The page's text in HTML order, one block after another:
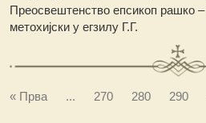
Преосвештенство епсикоп рашко
метохијски у егзилу Г.Г.
« Прва ... 270 280 290